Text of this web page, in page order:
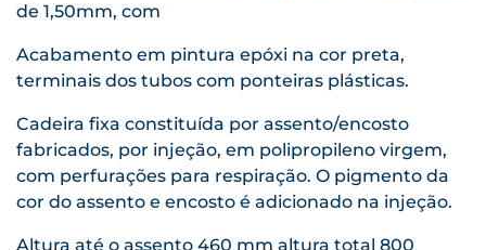
de 1,50mm, com
Acabamento em pintura epóxi na cor preta,
terminais dos tubos com ponteiras plásticas.
Cadeira fixa constituída por assento/encosto
fabricados, por injeção, em polipropileno virgem,
com perfurações para respiração. O pigmento da
cor do assento e encosto é adicionado na injeção.
Altura até o assento 460 mm altura total 800